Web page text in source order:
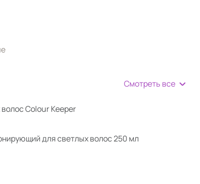
Смотреть все
Colour Keeper
для светлых волос 250 мл